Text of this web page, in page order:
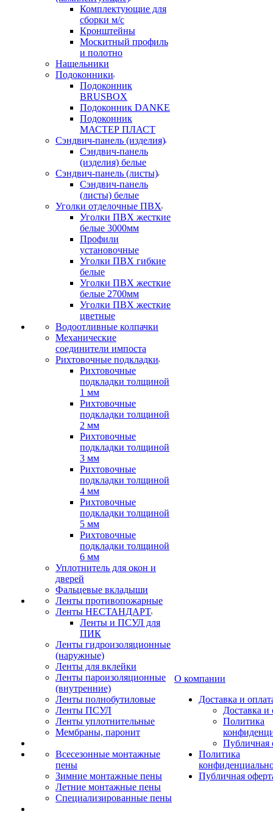
Комплектующие для
сборки м/с
Кронштейны
Москитный профиль
и полотно
Нащельники
Подоконники
Подоконник
BRUSBOX
Подоконник DANKE
Подоконник
МАСТЕР ПЛАСТ
Сэндвич-панель (изделия)
Сэндвич-панель
(изделия) белые
Сэндвич-панель (листы)
Сэндвич-панель
(листы) белые
Уголки отделочные ПВХ
Уголки ПВХ жесткие
белые 3000мм
Профили
установочные
Уголки ПВХ гибкие
белые
Уголки ПВХ жесткие
белые 2700мм
Уголки ПВХ жесткие
цветные
Водоотливные колпачки
Механические
соединители импоста
Рихтовочные подкладки
Рихтовочные
подкладки толщиной
1 мм
Рихтовочные
подкладки толщиной
2 мм
Рихтовочные
подкладки толщиной
3 мм
Рихтовочные
подкладки толщиной
4 мм
Рихтовочные
подкладки толщиной
5 мм
Рихтовочные
подкладки толщиной
6 мм
Уплотнитель для окон и
дверей
Фальцевые вкладыши
Ленты противопожарные
Ленты НЕСТАНДАРТ
Ленты и ПСУЛ для
ПИК
Ленты гидроизоляционные
(наружные)
Ленты для вклейки
Ленты пароизоляционные
(внутренние)
Ленты полнобутиловые
Ленты ПСУЛ
Ленты уплотнительные
Мембраны, паронит
Всесезонные монтажные
пены
Зимние монтажные пены
Летние монтажные пены
Специализированные пены
О компании
Доставка и
Доставка и
Политика
Публичная
Политика
Публичная